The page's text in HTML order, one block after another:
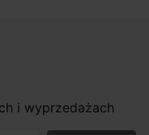
i wyprzedażach